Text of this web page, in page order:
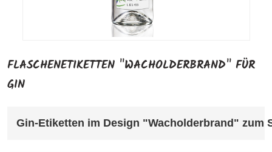
FLASCHENETIKETTEN "WACHOLDERBRAND" FÜR
GIN
Gin-Etiketten im Design "Wacholderbrand" zum